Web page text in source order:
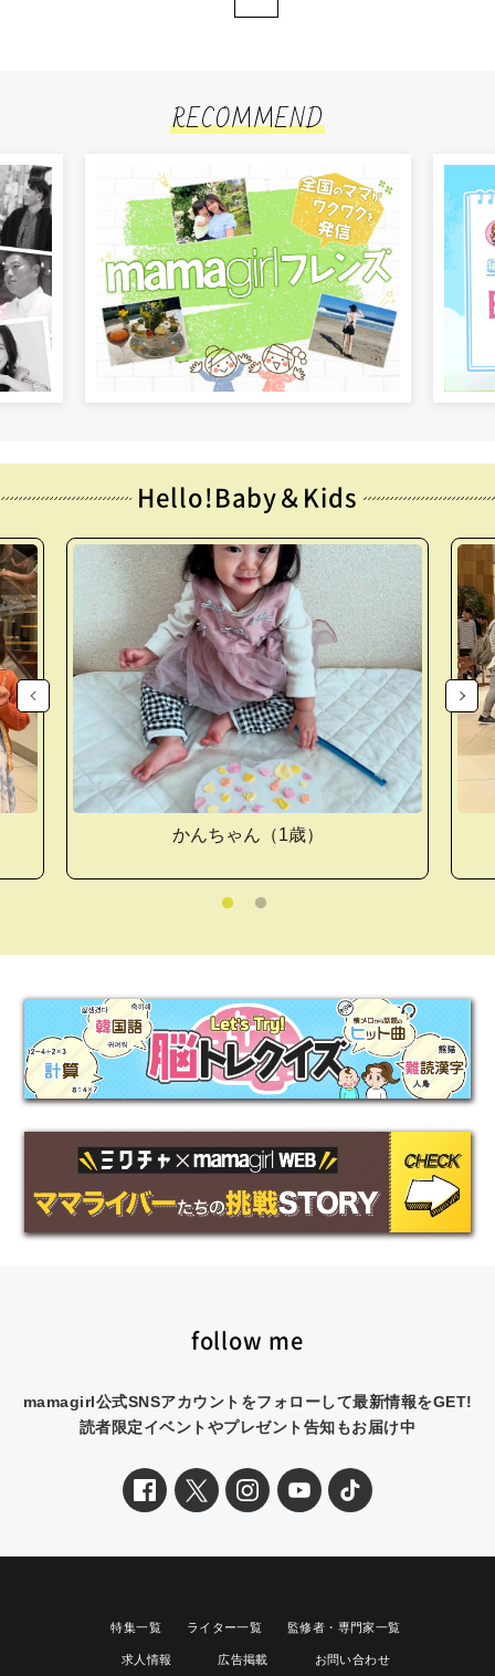
RECOMMEND
Hello!Baby＆Kids
かんちゃん（1歳）
follow me
mamagirl公式SNSアカウントをフォローして最新情報をGET!
読者限定イベントやプレゼント告知もお届け中
特集一覧 ライター一覧 監修者・専門家一覧
求人情報 広告掲載 お問い合わせ